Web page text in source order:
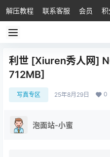
解压教程 联系客服 会员 积
利世 [Xiuren秀人网]
712MB]
写真专区 25年8月29日 0
泡面站-小蜜